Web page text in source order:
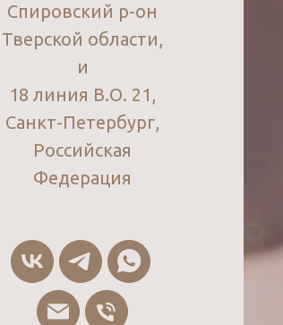
Спировский р-он
Тверской области,
и
18 линия В.О. 21,
Санкт-Петербург,
Российская
Федерация